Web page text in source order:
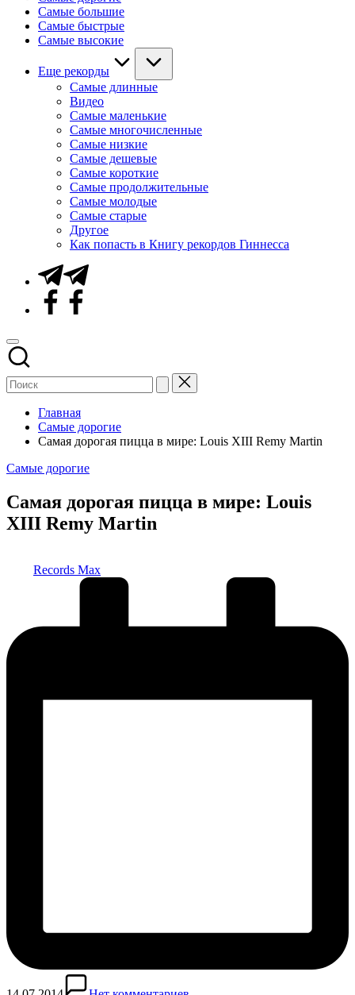
Самые большие
Самые быстрые
Самые высокие
Еще рекорды
Самые длинные
Видео
Самые маленькие
Самые многочисленные
Самые низкие
Самые дешевые
Самые короткие
Самые продолжительные
Самые молодые
Самые старые
Другое
Как попасть в Книгу рекордов Гиннесса
Telegram
Facebook
Главная
Самые дорогие
Самая дорогая пицца в мире: Louis XIII Remy Martin
Опубликовано
Самые дорогие
Самая дорогая пицца в мире: Louis
XIII Remy Martin
Records Max